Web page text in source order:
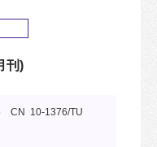
刊)
CN 10-1376/TU